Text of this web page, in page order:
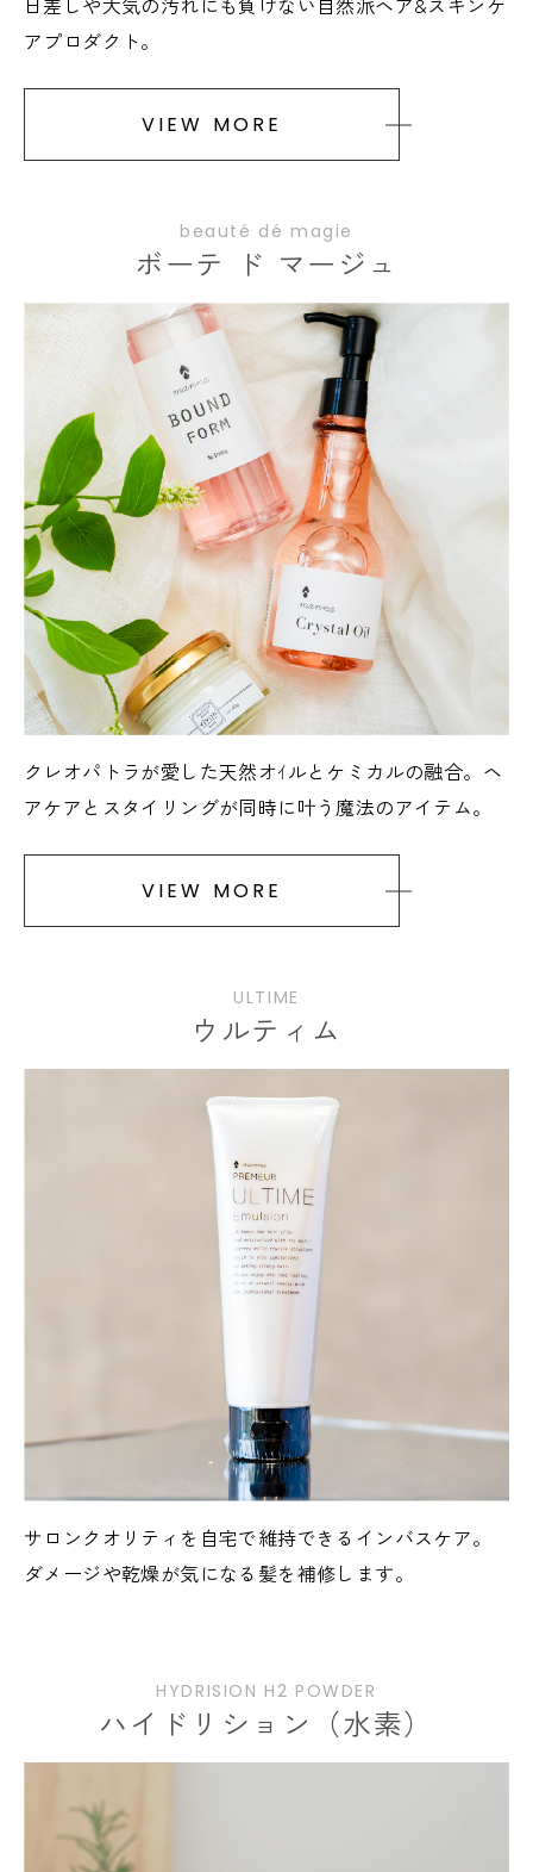
アプロダクト。
VIEW MORE
beauté dé magie
ボーテ ド マージュ
クレオパトラが愛した天然オｲルとケミカルの融合。ヘ
アケアとスタイリングが同時に叶う魔法のアイテム。
VIEW MORE
ULTIME
ウルティム
サロンクオリティを自宅で維持できるインバスケア。
ダメージや乾燥が気になる髪を補修します。
HYDRISION H2 POWDER
ハイドリション（水素）